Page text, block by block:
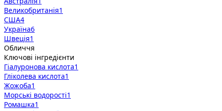
Великобританія1
США4
Україна6
Швеція1
Обличчя
Ключові інгредієнти
Гіалуронова кислота1
Гліколева кислота1
Жожоба1
Морські водорості1
Ромашка1